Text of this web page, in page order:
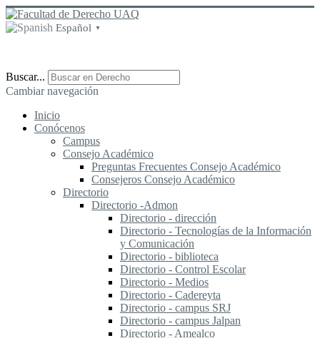
Español ▼
Buscar...
Cambiar navegación
Inicio
Conócenos
Campus
Consejo Académico
Preguntas Frecuentes Consejo Académico
Consejeros Consejo Académico
Directorio
Directorio -Admon
Directorio - dirección
Directorio - Tecnologías de la Información
y Comunicación
Directorio - biblioteca
Directorio - Control Escolar
Directorio - Medios
Directorio - Cadereyta
Directorio - campus SRJ
Directorio - campus Jalpan
Directorio - Amealco